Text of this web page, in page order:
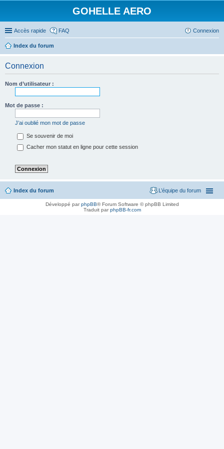
GOHELLE AERO
Accès rapide FAQ Connexion
Index du forum
Connexion
Nom d’utilisateur :
Mot de passe :
J’ai oublié mon mot de passe
Se souvenir de moi
Cacher mon statut en ligne pour cette session
Index du forum L’équipe du forum
Développé parphpBB® Forum Software © phpBB Limited
Traduit parphpBB-fr.com